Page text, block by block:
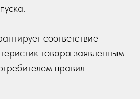
соответствие
товара заявленным
правил